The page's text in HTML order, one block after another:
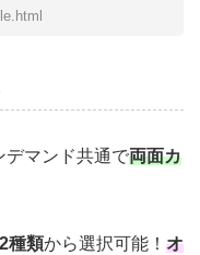
デマンド共通で両面カ
種類から選択可能！ オ